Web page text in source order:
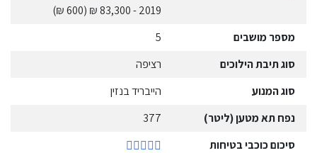
2019
- 83,300 ₪
(600 ₪)
מספר מושבים
5
סוג תיבת הילוכים
רציפה
סוג המנוע
הייבריד בנזין
נפח תא מטען (ליטר)
377
סיכום כוכבי בטיחות